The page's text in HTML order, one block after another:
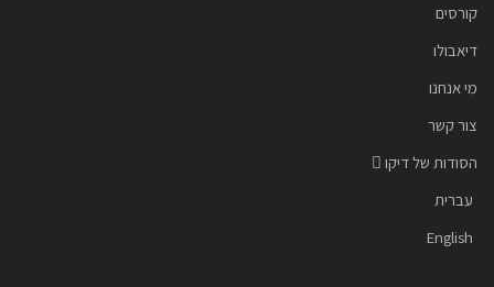
קורסים
דיאבולו
מי אנחנו
צור קשר
הסודות של דיקו
עברית
English